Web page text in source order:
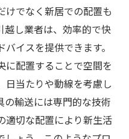
けでなく新居での配置も
越し業者は、効率的で快
イスを提供できます。
に配置することで空間を
日当たりや動線を考慮し
の輸送には専門的な技術
適切な配置により新生活